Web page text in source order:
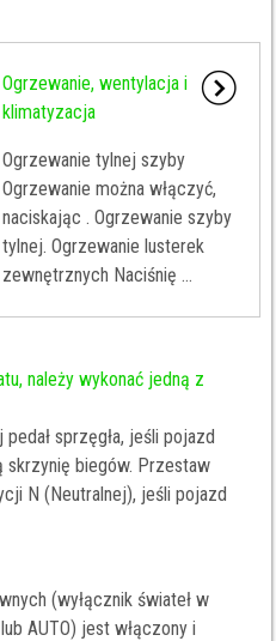
Ogrzewanie, wentylacja i
klimatyzacja
Ogrzewanie tylnej szyby
Ogrzewanie można włączyć,
naciskając . Ogrzewanie szyby
tylnej. Ogrzewanie lusterek
zewnętrznych Naciśnię ...
należy wykonać jedną z
pedał sprzęgła, jeśli pojazd
skrzynię biegów. Przestaw
N (Neutralnej), jeśli pojazd
(wyłącznik świateł w
AUTO) jest włączony i